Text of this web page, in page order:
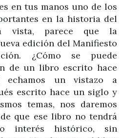
en tus manos uno de los
en la historia del
vista, parece que la
edición del Manifiesto
¿Cómo se puede
de un libro escrito hace
echamos un vistazo a
escrito hace un siglo y
temas, nos daremos
que ese libro no tendrá
interés histórico, sin